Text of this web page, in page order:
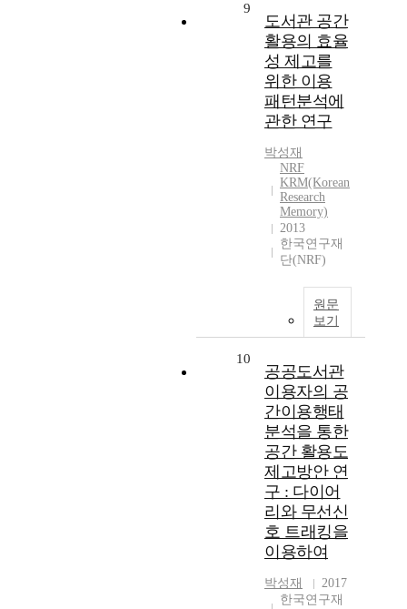
9
도서관 공간
활용의 효율
성 제고를
위한 이용
패턴분석에
관한 연구
박성재
NRF
KRM(Korean
Research
Memory)
2013
한국연구재
단(NRF)
원문
보기
10
공공도서관
이용자의 공
간이용행태
분석을 통한
공간 활용도
제고방안 연
구 : 다이어
리와 무선신
호 트래킹을
이용하여
박성재
2017
한국연구재